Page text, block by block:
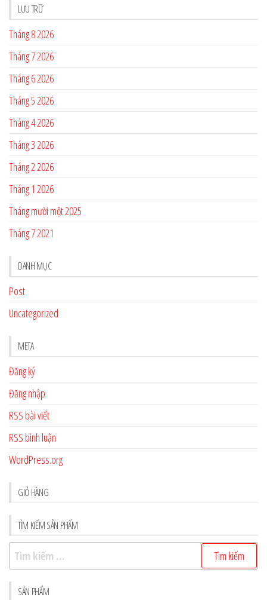
LƯU TRỮ
Tháng 8 2026
Tháng 7 2026
Tháng 6 2026
Tháng 5 2026
Tháng 4 2026
Tháng 3 2026
Tháng 2 2026
Tháng 1 2026
Tháng mười một 2025
Tháng 7 2021
DANH MỤC
Post
Uncategorized
META
Đăng ký
Đăng nhập
RSS bài viết
RSS bình luận
WordPress.org
GIỎ HÀNG
TÌM KIẾM SẢN PHẨM
Tìm
kiếm
cho:
SẢN PHẨM